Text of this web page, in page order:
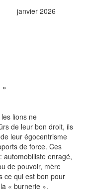
janvier 2026
»
les lions ne
de leur bon droit, ils
leur égocentrisme
de force. Ces
automobiliste enragé,
de pouvoir, mère
ce qui est bon pour
« burnerie ».